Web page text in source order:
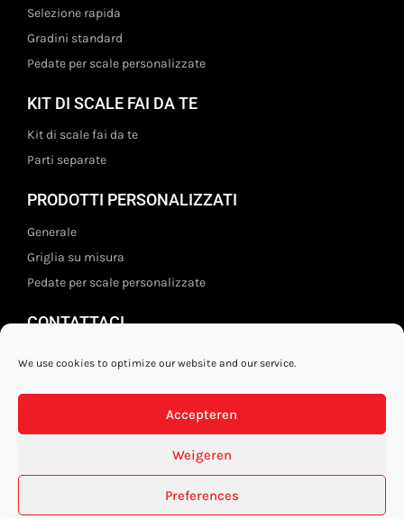
We use cookies to optimize our website and our service.
Accepteren
Weigeren
Preferences
Selezione rapida
Gradini standard
Pedate per scale personalizzate
KIT DI SCALE FAI DA TE
Kit di scale fai da te
Parti separate
PRODOTTI PERSONALIZZATI
Generale
Griglia su misura
Pedate per scale personalizzate
CONTATTACI
Disclaimer sulla privacy